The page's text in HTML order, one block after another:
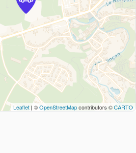
Leaflet | ©OpenStreetMapcontributors ©CARTO